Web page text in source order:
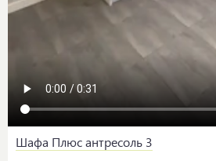
Шафа Плюс антресоль 3